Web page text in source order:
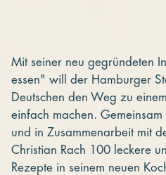
Mit seiner neu gegründeten
essen" will der Hamburger
Deutschen den Weg zu
einfach machen.
und in Zusammenarbeit mit
Christian Rach 100 leckere
Rezepte in seinem neuen